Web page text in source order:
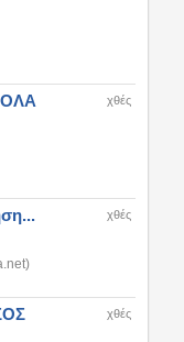
ΟΛΑ
χθές
χθές
χθές